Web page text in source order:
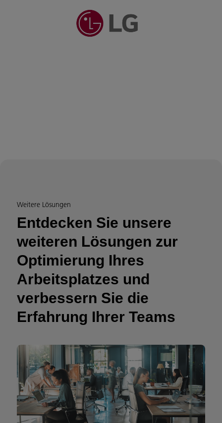
Weitere Lösungen
Entdecken Sie unsere
weiteren Lösungen zur
Optimierung Ihres
Arbeitsplatzes und
verbessern Sie die
Erfahrung Ihrer Teams